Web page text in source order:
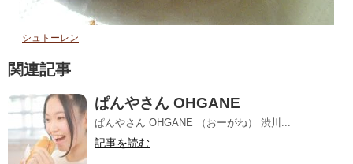
シュトーレン
関連記事
ぱんやさん OHGANE
ぱんやさん OHGANE （おーがね） 渋川...
記事を読む